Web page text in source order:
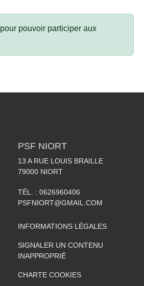
pour pouvoir participer aux
PSF NIORT
13 A RUE LOUIS BRAILLE
79000 NIORT
TÉL. : 0626960406
PSFNIORT@GMAIL.COM
INFORMATIONS LÉGALES
SIGNALER UN CONTENU
INAPPROPRIÉ
CHARTE COOKIES